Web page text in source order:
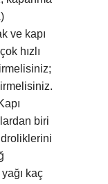
ve kapı
hızlı
biri
kaç